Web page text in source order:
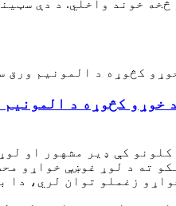
خوند واخلي. د دې